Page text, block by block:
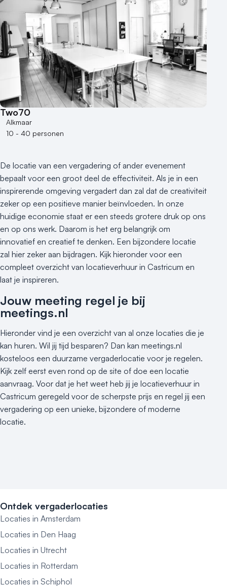
Two70
Alkmaar
10 - 40 personen
De locatie van een vergadering of ander evenement
bepaalt voor een groot deel de effectiviteit. Als je in een
inspirerende omgeving vergadert dan zal dat de creativiteit
zeker op een positieve manier beïnvloeden. In onze
huidige economie staat er een steeds grotere druk op ons
en op ons werk. Daarom is het erg belangrijk om
innovatief en creatief te denken. Een bijzondere locatie
zal hier zeker aan bijdragen. Kijk hieronder voor een
compleet overzicht van locatieverhuur in Castricum en
laat je inspireren.
Jouw meeting regel je bij
meetings.nl
Hieronder vind je een overzicht van al onze locaties die je
kan huren. Wil jij tijd besparen? Dan kan meetings.nl
kosteloos een duurzame vergaderlocatie voor je regelen.
Kijk zelf eerst even rond op de site of doe een locatie
aanvraag. Voor dat je het weet heb jij je locatieverhuur in
Castricum geregeld voor de scherpste prijs en regel jij een
vergadering op een unieke, bijzondere of moderne
locatie.
Ontdek vergaderlocaties
Locaties in Amsterdam
Locaties in Den Haag
Locaties in Utrecht
Locaties in Rotterdam
Locaties in Schiphol